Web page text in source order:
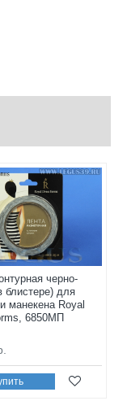
черно-
блистере) для
манекена Royal
6850МП